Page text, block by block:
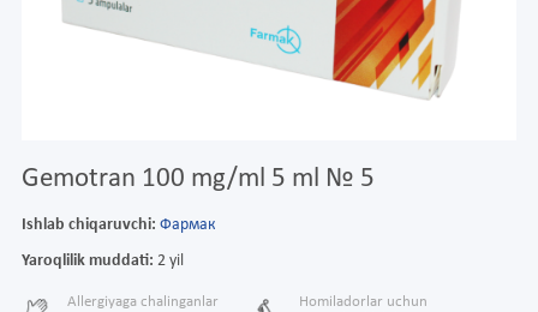
Gemotran 100 mg/ml 5 ml № 5
Ishlab chiqaruvchi: Фармак
Yaroqlilik muddati: 2 yil
Allergiyaga chalinganlar
Homiladorlar uchun